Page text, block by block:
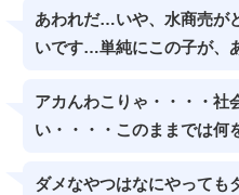
あわれだ…いや、水商売が
いです…単純にこの子が、
アカんわこりゃ・・・・社
い・・・・このままでは何
ダメなやつはなにやっても